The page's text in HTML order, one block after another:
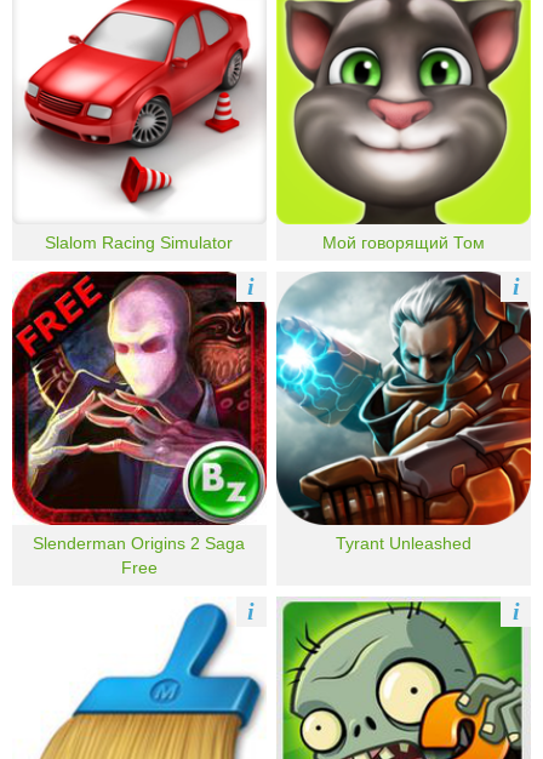
Slalom Racing Simulator Мой говорящий Том
Slenderman Origins 2 Saga
Free
i
Tyrant Unleashed
i
i i